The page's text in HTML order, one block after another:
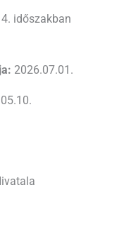
időszakban
2026.07.01.